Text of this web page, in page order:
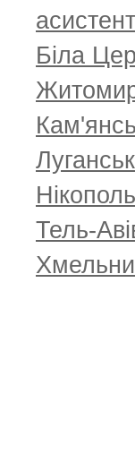
Біла
Луганськ
Нікополь
Тель-